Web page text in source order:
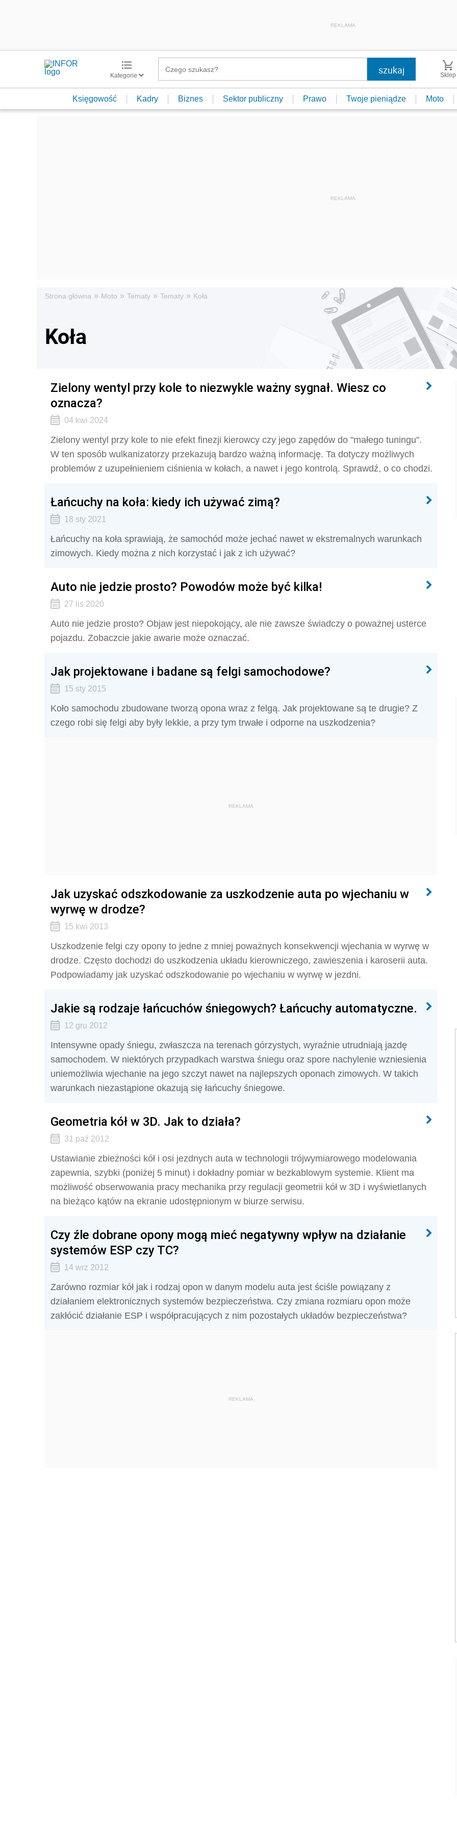
REKLAMA
Kategorie Sklep
Księgowość Kadry Biznes Sektor publiczny Prawo Twoje pieniądze Moto
Strona główna » Moto » Tematy » Tematy » Koła
Koła
Zielony wentyl przy kole to niezwykle ważny sygnał. Wiesz co
oznacza?
04 kwi 2024
Zielony wentyl przy kole to nie efekt finezji kierowcy czy jego zapędów do "małego tuningu".
W ten sposób wulkanizatorzy przekazują bardzo ważną informację. Ta dotyczy możliwych
problemów z uzupełnieniem ciśnienia w kołach, a nawet i jego kontrolą. Sprawdź, o co chodzi.
Łańcuchy na koła: kiedy ich używać zimą?
18 sty 2021
Łańcuchy na koła sprawiają, że samochód może jechać nawet w ekstremalnych warunkach
zimowych. Kiedy można z nich korzystać i jak z ich używać?
Auto nie jedzie prosto? Powodów może być kilka!
27 lis 2020
Auto nie jedzie prosto? Objaw jest niepokojący, ale nie zawsze świadczy o poważnej usterce
pojazdu. Zobaczcie jakie awarie może oznaczać.
Jak projektowane i badane są felgi samochodowe?
15 sty 2015
Koło samochodu zbudowane tworzą opona wraz z felgą. Jak projektowane są te drugie? Z
czego robi się felgi aby były lekkie, a przy tym trwałe i odporne na uszkodzenia?
REKLAMA
Jak uzyskać odszkodowanie za uszkodzenie auta po wjechaniu w
wyrwę w drodze?
15 kwi 2013
Uszkodzenie felgi czy opony to jedne z mniej poważnych konsekwencji wjechania w wyrwę w
drodze. Często dochodzi do uszkodzenia układu kierowniczego, zawieszenia i karoserii auta.
Podpowiadamy jak uzyskać odszkodowanie po wjechaniu w wyrwę w jezdni.
Jakie są rodzaje łańcuchów śniegowych? Łańcuchy automatyczne.
12 gru 2012
Intensywne opady śniegu, zwłaszcza na terenach górzystych, wyraźnie utrudniają jazdę
samochodem. W niektórych przypadkach warstwa śniegu oraz spore nachylenie wzniesienia
uniemożliwia wjechanie na jego szczyt nawet na najlepszych oponach zimowych. W takich
warunkach niezastąpione okazują się łańcuchy śniegowe.
Geometria kół w 3D. Jak to działa?
31 paź 2012
Ustawianie zbieżności kół i osi jezdnych auta w technologii trójwymiarowego modelowania
zapewnia, szybki (poniżej 5 minut) i dokładny pomiar w bezkablowym systemie. Klient ma
możliwość obserwowania pracy mechanika przy regulacji geometrii kół w 3D i wyświetlanych
na bieżąco kątów na ekranie udostępnionym w biurze serwisu.
Czy źle dobrane opony mogą mieć negatywny wpływ na działanie
systemów ESP czy TC?
14 wrz 2012
Zarówno rozmiar kół jak i rodzaj opon w danym modelu auta jest ściśle powiązany z
działaniem elektronicznych systemów bezpieczeństwa. Czy zmiana rozmiaru opon może
zakłócić działanie ESP i współpracujących z nim pozostałych układów bezpieczeństwa?
REKLAMA